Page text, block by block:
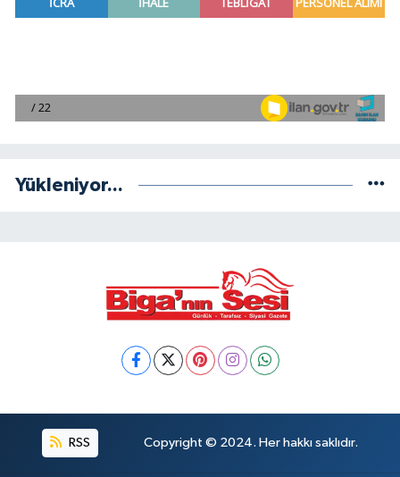
Yükleniyor...
RSS Copyright © 2024. Her hakkı saklıdır.